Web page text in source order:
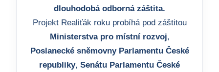
dlouhodobá odborná záštita.
Projekt Realiťák roku probíhá pod záštitou
Ministerstva pro místní rozvoj,
Poslanecké sněmovny Parlamentu České
republiky, Senátu Parlamentu České